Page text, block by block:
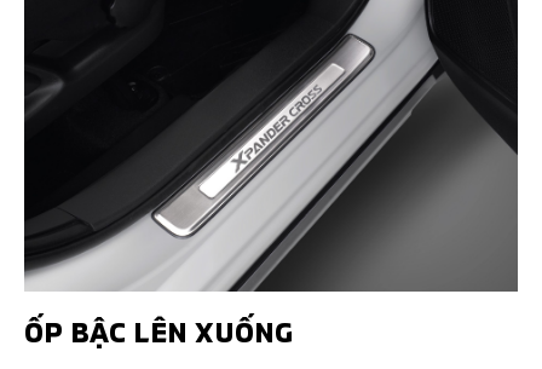
ỐP BẬC LÊN XUỐNG